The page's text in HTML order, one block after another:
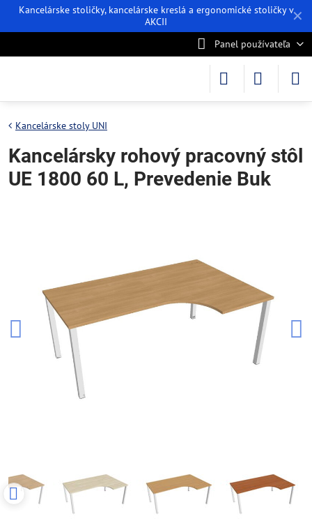
✕
Kancelárske stoličky, kancelárske kreslá a ergonomické stoličky v
AKCII
Panel používateľa
Kancelárske stoly UNI
Kancelársky rohový pracovný stôl
UE 1800 60 L, Prevedenie Buk